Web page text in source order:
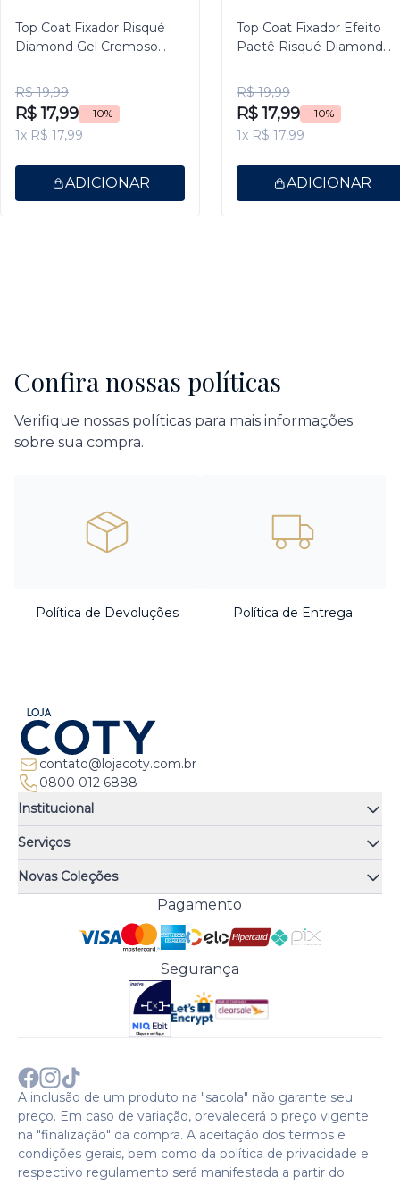
Top Coat Fixador Risqué
Diamond Gel Cremoso
R$ 19,99
R$ 17,99 - 10%
1x R$ 17,99
ADICIONAR
Top Coat Fixador Efeito
Paetê Risqué Diamond
R$ 19,99
R$ 17,99 - 10%
1x R$ 17,99
ADICIONAR
Confira nossas políticas
Verifique nossas políticas para mais informações
sobre sua compra.
Política de Devoluções Política de Entrega
contato@lojacoty.com.br
0800 012 6888
Institucional
Quem somos
Quiz de fragrâncias
Trocas e Devoluções
Troque Fácil
Perguntas Frequentes
Política de Pagamento
Política de Entrega
Política de Privacidade
Comprar com CNPJ?
Sobre a COTY no mundo
Serviços
Atendimento
Meus Pedidos
Trabalhe Conosco
Preferências de Cookies
Novas Coleções
Cenoura & Bronze
Pagamento
Segurança
A inclusão de um produto na "sacola" não garante seu
preço. Em caso de variação, prevalecerá o preço vigente
na "finalização" da compra. A aceitação dos termos e
condições gerais, bem como da política de privacidade e
respectivo regulamento será manifestada a partir do